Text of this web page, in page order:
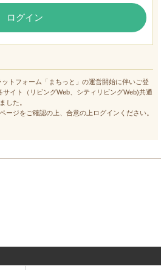
ログイン
トフォーム「まちっと」の運営開始に伴いご登
イト（リビングWeb、シティリビングWeb)共通
した。
ージをご確認の上、合意の上ログインください。